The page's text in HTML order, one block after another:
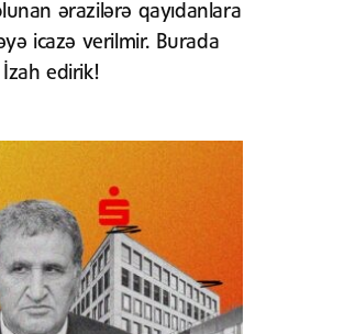
ərazilərə qayıdanlara
icazə verilmir. Burada
edirik!